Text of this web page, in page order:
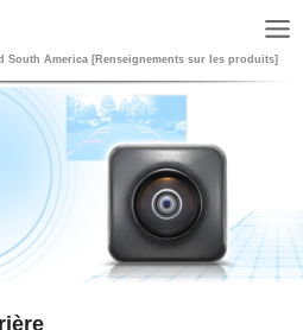
South America [Renseignements sur les produits]